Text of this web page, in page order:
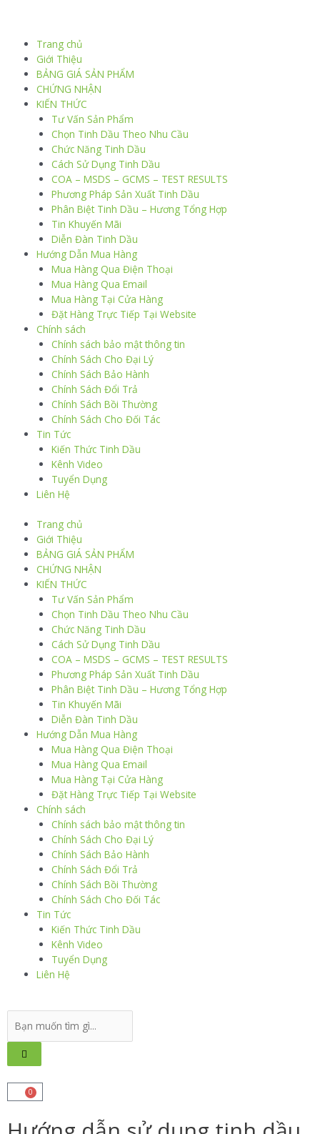
Trang chủ
Giới Thiệu
BẢNG GIÁ SẢN PHẨM
CHỨNG NHẬN
KIẾN THỨC
Tư Vấn Sản Phẩm
Chọn Tinh Dầu Theo Nhu Cầu
Chức Năng Tinh Dầu
Cách Sử Dụng Tinh Dầu
COA – MSDS – GCMS – TEST RESULTS
Phương Pháp Sản Xuất Tinh Dầu
Phân Biệt Tinh Dầu – Hương Tổng Hợp
Tin Khuyến Mãi
Diễn Đàn Tinh Dầu
Hướng Dẫn Mua Hàng
Mua Hàng Qua Điện Thoại
Mua Hàng Qua Email
Mua Hàng Tại Cửa Hàng
Đặt Hàng Trực Tiếp Tại Website
Chính sách
Chính sách bảo mật thông tin
Chính Sách Cho Đại Lý
Chính Sách Bảo Hành
Chính Sách Đổi Trả
Chính Sách Bồi Thường
Chính Sách Cho Đối Tác
Tin Tức
Kiến Thức Tinh Dầu
Kênh Video
Tuyển Dụng
Liên Hệ
Trang chủ
Giới Thiệu
BẢNG GIÁ SẢN PHẨM
CHỨNG NHẬN
KIẾN THỨC
Tư Vấn Sản Phẩm
Chọn Tinh Dầu Theo Nhu Cầu
Chức Năng Tinh Dầu
Cách Sử Dụng Tinh Dầu
COA – MSDS – GCMS – TEST RESULTS
Phương Pháp Sản Xuất Tinh Dầu
Phân Biệt Tinh Dầu – Hương Tổng Hợp
Tin Khuyến Mãi
Diễn Đàn Tinh Dầu
Hướng Dẫn Mua Hàng
Mua Hàng Qua Điện Thoại
Mua Hàng Qua Email
Mua Hàng Tại Cửa Hàng
Đặt Hàng Trực Tiếp Tại Website
Chính sách
Chính sách bảo mật thông tin
Chính Sách Cho Đại Lý
Chính Sách Bảo Hành
Chính Sách Đổi Trả
Chính Sách Bồi Thường
Chính Sách Cho Đối Tác
Tin Tức
Kiến Thức Tinh Dầu
Kênh Video
Tuyển Dụng
Liên Hệ
0